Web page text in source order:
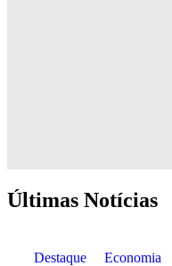
Últimas Notícias
Destaque
Economia